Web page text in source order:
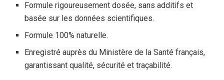
Formule rigoureusement dosée, sans additifs et
basée sur les données scientifiques.
Formule 100% naturelle.
Enregistré auprès du Ministère de la Santé français,
garantissant qualité, sécurité et traçabilité.